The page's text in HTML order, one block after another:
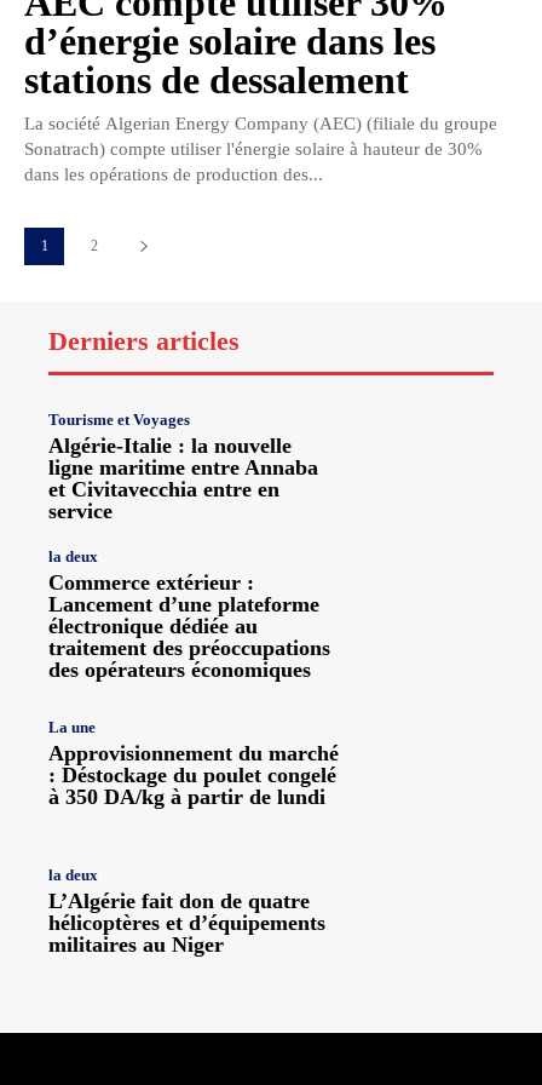
d’énergie solaire dans les
stations de dessalement
La société Algerian Energy Company (AEC) (filiale du groupe
Sonatrach) compte utiliser l'énergie solaire à hauteur de 30%
dans les opérations de production des...
1 2
Derniers articles
Tourisme et Voyages
Algérie-Italie : la nouvelle
ligne maritime entre Annaba
et Civitavecchia entre en
service
la deux
Commerce extérieur :
Lancement d’une plateforme
électronique dédiée au
traitement des préoccupations
des opérateurs économiques
La une
Approvisionnement du marché
: Déstockage du poulet congelé
à 350 DA/kg à partir de lundi
la deux
L’Algérie fait don de quatre
hélicoptères et d’équipements
militaires au Niger